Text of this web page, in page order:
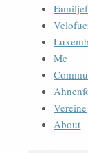
Me
Vereine
About